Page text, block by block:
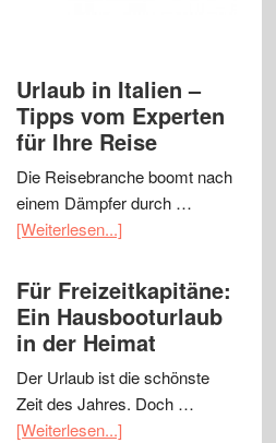
Urlaub in Italien –
Tipps vom Experten
für Ihre Reise
Die Reisebranche boomt nach
einem Dämpfer durch …
[Weiterlesen...]
Für Freizeitkapitäne:
Ein Hausbooturlaub
in der Heimat
Der Urlaub ist die schönste
Zeit des Jahres. Doch …
[Weiterlesen...]